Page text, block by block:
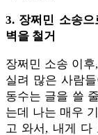
3. 장쩌민 소송
벽을 철거
장쩌민 소송 이
실려 많은 사람
동수는 글을 쓸
는데 나는 매우
고 와서, 내게 다